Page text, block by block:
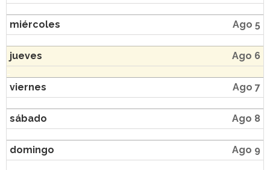
miércoles Ago 5
jueves Ago 6
viernes Ago 7
sábado Ago 8
domingo Ago 9